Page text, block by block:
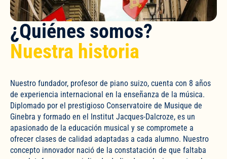
¿Quiénes somos?
Nuestra historia
Nuestro fundador, profesor de piano suizo, cuenta con 8 años
de experiencia internacional en la enseñanza de la música.
Diplomado por el prestigioso Conservatoire de Musique de
Ginebra y formado en el Institut Jacques-Dalcroze, es un
apasionado de la educación musical y se compromete a
ofrecer clases de calidad adaptadas a cada alumno. Nuestro
concepto innovador nació de la constatación de que faltaba